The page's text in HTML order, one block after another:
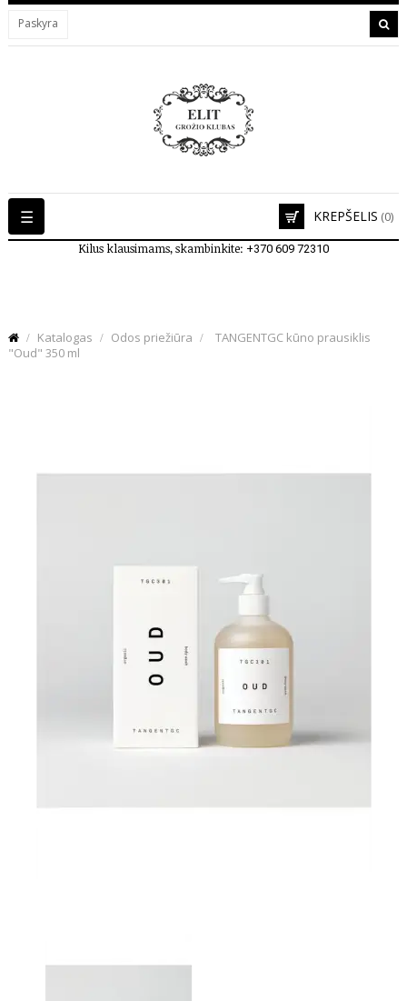
Paskyra
KREPŠELIS (0)
Toggle
navigation
☰
Kilus klausimams, skambinkite: +370 609 72310
Katalogas Odos priežiūra
TANGENTGC kūno prausiklis
"Oud" 350 ml